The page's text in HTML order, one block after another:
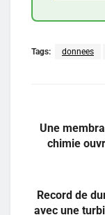
Tags: donnees
Une
chimie
Record de
avec une